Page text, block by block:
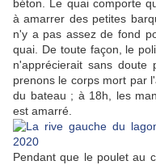
béton. Le quai comporte
à amarrer des petites
n'y a pas assez de fond
quai. De toute façon, le
n'apprécierait sans doute
prenons le corps mort par
du bateau ; à 18h, les
est amarré.
Pendant que le poulet au